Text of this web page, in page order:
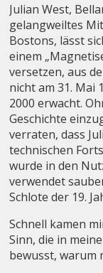
Julian West,
gelangweiltes
Bostons, lässt
einem
versetzen, aus
nicht am 31. Mai
2000 erwacht.
Geschichte
verraten, dass
technischen
wurde in den
verwendet
Schlote der 19.
Schnell kamen
Sinn, die in
bewusst, warum